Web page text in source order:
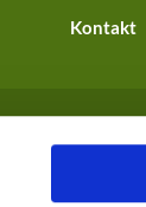
Kontakt